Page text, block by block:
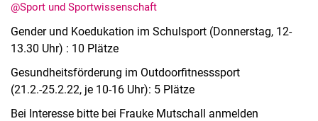
@Sport und Sportwissenschaft
Gender und Koedukation im Schulsport (Donnerstag, 12-
13.30 Uhr) : 10 Plätze
Gesundheitsförderung im Outdoorfitnesssport
(21.2.-25.2.22, je 10-16 Uhr): 5 Plätze
Bei Interesse bitte bei Frauke Mutschall anmelden